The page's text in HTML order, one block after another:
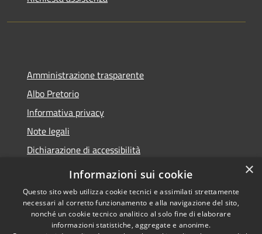
Amministrazione trasparente
Albo Pretorio
Informativa privacy
Note legali
Dichiarazione di accessibilità
RSS
Accessibilità
Copyright © 2026 • Comune di
Belvedere Marittimo •
×
Informazioni sui cookie
Questo sito web utilizza cookie tecnici e assimilati strettamente
necessari al corretto funzionamento e alla navigazione del sito,
nonché un cookie tecnico analitico al solo fine di elaborare
informazioni statistiche, aggregate e anonime.